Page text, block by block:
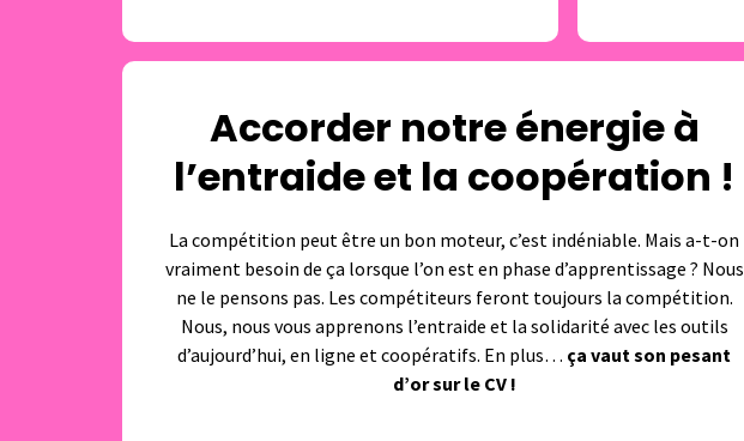
Accorder notre énergie à
l’entraide et la coopération !
La compétition peut être un bon moteur, c’est indéniable. Mais a-t-on
vraiment besoin de ça lorsque l’on est en phase d’apprentissage ? Nous
ne le pensons pas. Les compétiteurs feront toujours la compétition.
Nous, nous vous apprenons l’entraide et la solidarité avec les outils
d’aujourd’hui, en ligne et coopératifs. En plus… ça vaut son pesant
d’or sur le CV !